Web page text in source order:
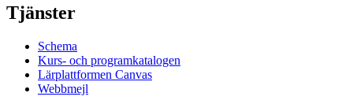
Tjänster
Schema
Kurs- och programkatalogen
Lärplattformen Canvas
Webbmejl